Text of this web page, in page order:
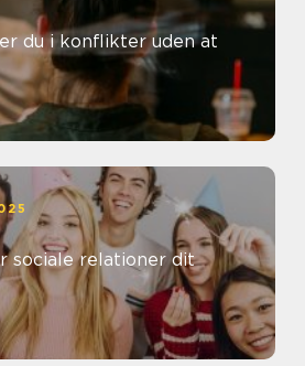
du i konflikter uden at
sociale relationer dit